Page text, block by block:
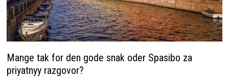
Mange tak for den gode snak oder Spasibo za
priyatnyy razgovor?